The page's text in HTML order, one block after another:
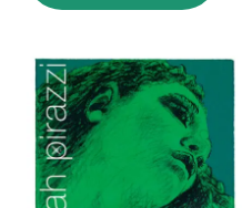
tiene
variantes.
Las
opciones
se
pueden